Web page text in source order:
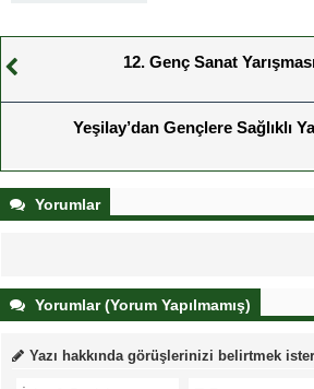
12. Genç Sanat
Yeşilay’dan Gençlere Sağlıklı
Yorumlar
Yorumlar (Yorum Yapılmamış)
Yazı hakkında görüşlerinizi belirtmek